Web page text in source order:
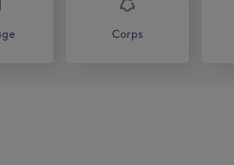
Corps